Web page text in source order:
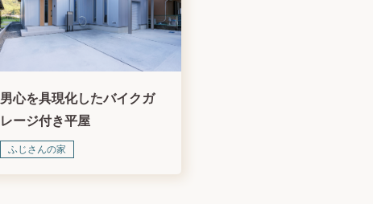
男心を具現化したバイクガ
レージ付き平屋
ふじさんの家